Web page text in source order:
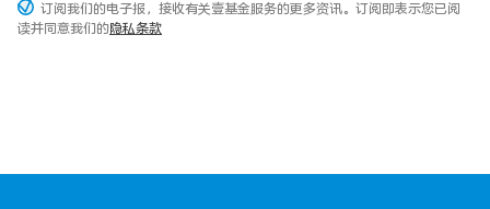
订阅我们的电子报，接收有关壹基金服务的更多资讯。订阅即表示您已阅
读并同意我们的隐私条款